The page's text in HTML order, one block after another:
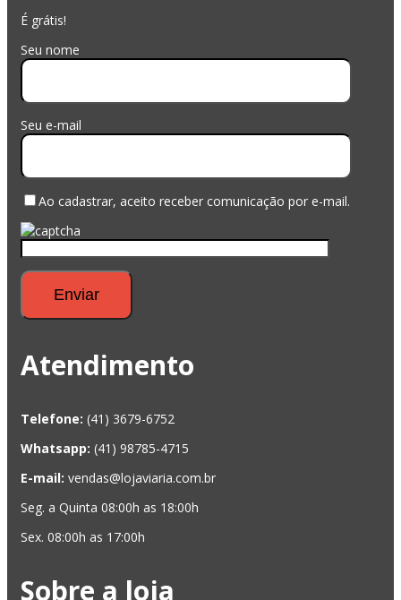
É grátis!
Seu nome
Seu e-mail
Ao cadastrar, aceito receber comunicação por e-mail.
Atendimento
Telefone: (41) 3679-6752
Whatsapp: (41) 98785-4715
E-mail: vendas@lojaviaria.com.br
Seg. a Quinta 08:00h as 18:00h
Sex. 08:00h as 17:00h
Sobre a loja